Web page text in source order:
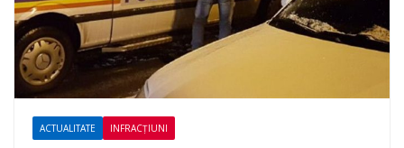
ACTUALITATE INFRACȚIUNI